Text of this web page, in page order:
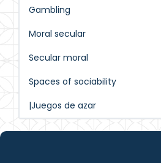
Gambling
Moral secular
Secular moral
Spaces of sociability
|Juegos de azar